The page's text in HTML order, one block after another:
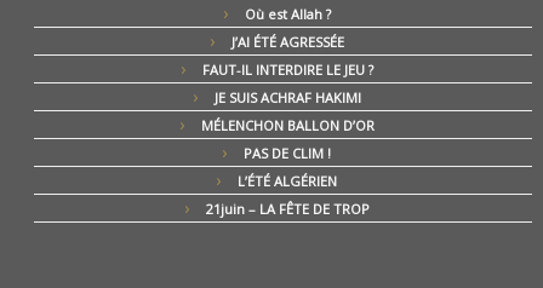
Où est Allah ?
J’AI ÉTÉ AGRESSÉE
FAUT-IL INTERDIRE LE JEU ?
JE SUIS ACHRAF HAKIMI
MÉLENCHON BALLON D’OR
PAS DE CLIM !
L’ÉTÉ ALGÉRIEN
21juin – LA FÊTE DE TROP